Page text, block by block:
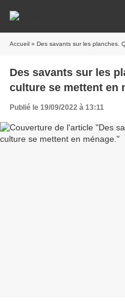
Accueil » Des savants sur les planches.
Des savants sur les
culture se mettent en
Publié le 19/09/2022 à 13:11